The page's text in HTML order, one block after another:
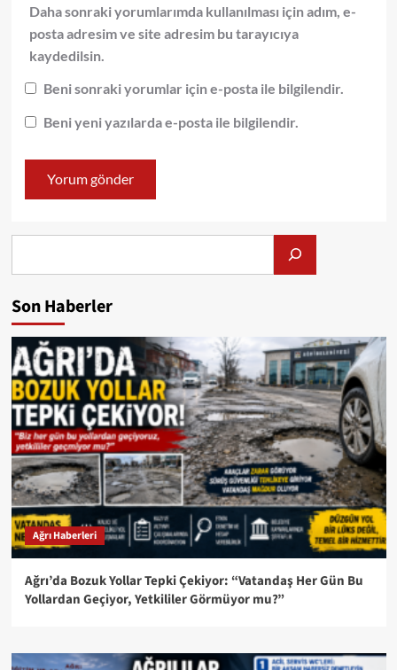
Daha sonraki yorumlarımda kullanılması için adım, e-
posta adresim ve site adresim bu tarayıcıya
kaydedilsin.
Beni sonraki yorumlar için e-posta ile bilgilendir.
Beni yeni yazılarda e-posta ile bilgilendir.
Son Haberler
Ağrı Haberleri
Ağrı’da Bozuk Yollar Tepki Çekiyor: “Vatandaş Her Gün Bu
Yollardan Geçiyor, Yetkililer Görmüyor mu?”